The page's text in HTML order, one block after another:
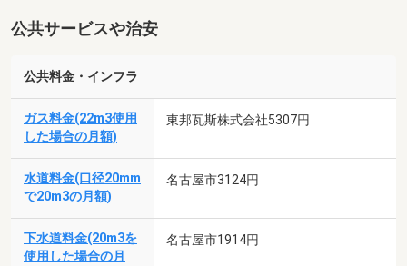
公共サービスや治安
公共料金・インフラ
ガス料金(22m3使用
した場合の月額)
東邦瓦斯株式会社5307円
水道料金(口径20mm
で20m3の月額)
名古屋市3124円
下水道料金(20m3を
使用した場合の月
名古屋市1914円